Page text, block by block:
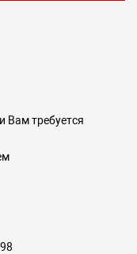
Вам требуется